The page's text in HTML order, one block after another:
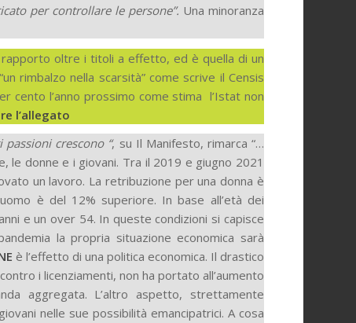
per controllare le persone”. Una minoran­za
oltre i titoli a effetto, ed è quella di un
rimbalzo nella scarsità” come scri­ve il Censis
cento l’anno prossimo come stima l’Istat non
l’allegato
passioni crescono “, su Il Manifesto, rimarca “…
donne e i giovani. Tra il 2019 e giugno 2021
un lavoro. La retribuzione per una donna è
è del 12% superiore. In base all’età dei
e un over 54. In queste condizioni si capisce
la propria situazione economica sarà
è l’effetto di una politica economica. Il drastico
i licenziamenti, non ha portato all’aumento
aggregata. L’altro aspetto, strettamente
nelle sue possibilità emancipatrici. A cosa